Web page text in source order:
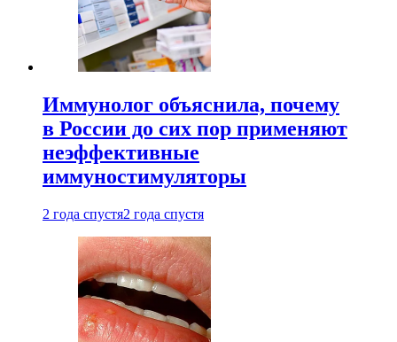
Иммунолог объяснила, почему
в России до сих пор применяют
неэффективные
иммуностимуляторы
2 года спустя2 года спустя